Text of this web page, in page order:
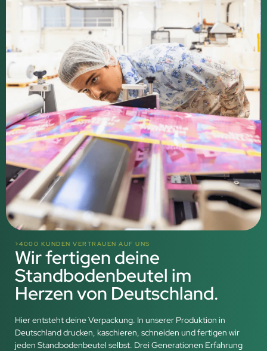
>4000 KUNDEN VERTRAUEN AUF UNS
Wir fertigen deine
Standbodenbeutel im
Herzen von Deutschland.
Hier entsteht deine Verpackung. In unserer Produktion in
Deutschland drucken, kaschieren, schneiden und fertigen wir
jeden Standbodenbeutel selbst. Drei Generationen Erfahrung